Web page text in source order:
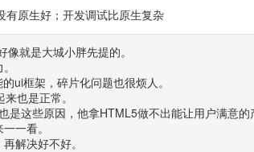
有原生好；开发调试比原生复杂
就是大城小胖先提的。
ui框架，碎片化问题也很烦人。
也是正常。
这些原因，他拿HTML5做不出能让用户满意的
一看。
解决好不好。